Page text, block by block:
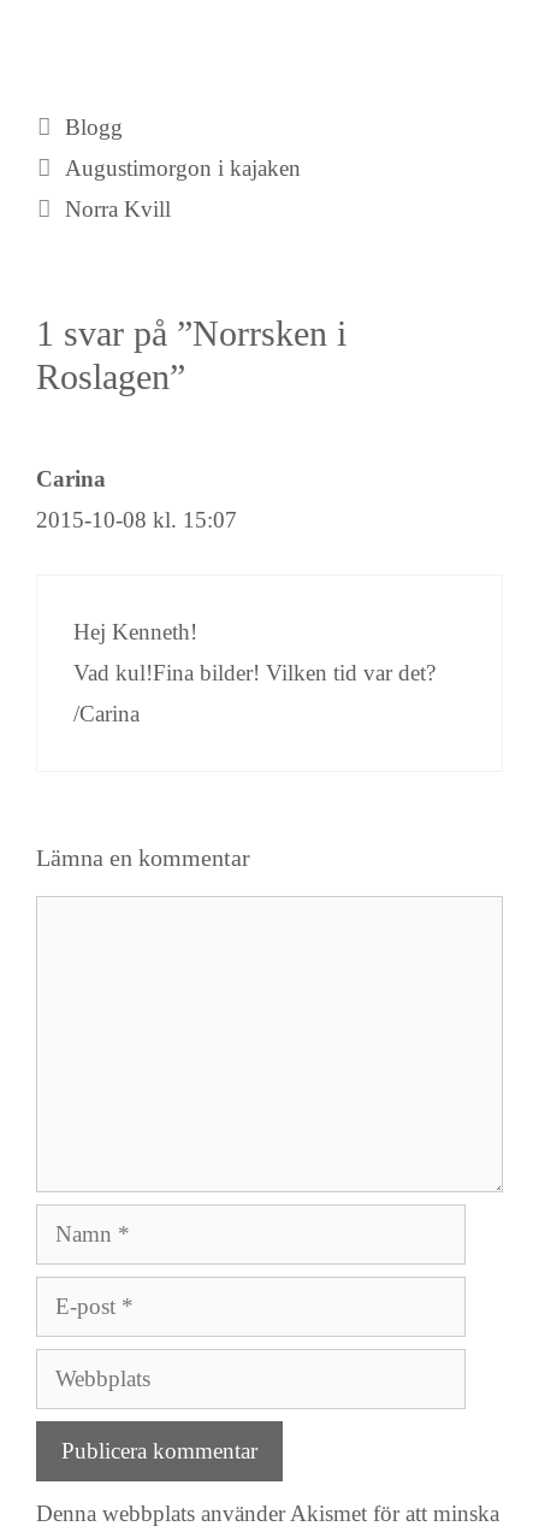
Kategorier
Blogg
Augustimorgon i kajaken
Norra Kvill
1 svar på ”Norrsken i
Roslagen”
Carina
2015-10-08 kl. 15:07
Hej Kenneth!
Vad kul!Fina bilder! Vilken tid var det?
/Carina
Lämna en kommentar
Namn
E-
post
Webbplats
Denna webbplats använder Akismet för att minska